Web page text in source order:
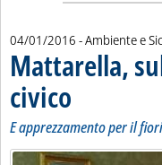
04/01/2016 - Ambiente e
Mattarella,
civico
E apprezzamento per il